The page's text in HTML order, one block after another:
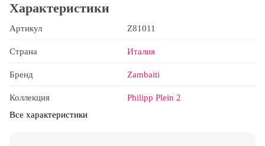
Характеристики
Артикул Z81011
Страна Италия
Бренд Zambaiti
Коллекция
Philipp Plein 2
Все характеристики